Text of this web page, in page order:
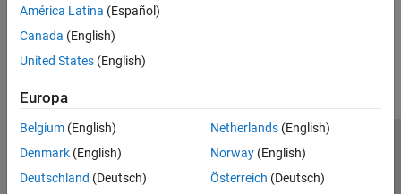
América Latina (Español)
Canada (English)
United States (English)
Europa
Belgium (English)
Denmark (English)
Deutschland (Deutsch)
Netherlands(English)
Norway(English)
Österreich (Deutsch)
Centro di fiducia
Informativa sulla privacy
Antipirateria
Stato dell'applicazione
Contatti